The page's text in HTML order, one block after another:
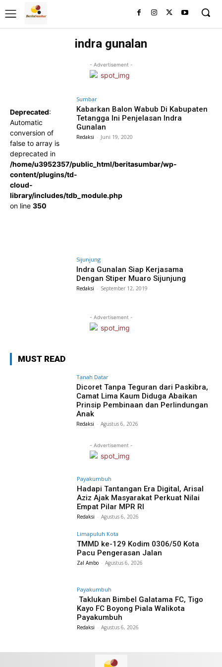
indra gunalan
- Advertisement -
Deprecated:
Automatic
conversion of
false to array is
deprecated in
/home/u3952357/public_html/beritasumbar/wp-
content/plugins/td-
cloud-
library/includes/tdb_module.php
on line 350
Sumbar
Kabarkan Balon Wabub Di Kabupaten
Tetangga Ini Penjelasan Indra
Gunalan
Redaksi - Juni 19, 2020
Sijunjung
Indra Gunalan Siap Kerjasama
Dengan Stiper Muaro Sijunjung
Redaksi - September 12, 2019
- Advertisement -
MUST READ
Tanah Datar
Dicoret Tanpa Teguran dari Paskibra,
Camat Lima Kaum Diduga Abaikan
Prinsip Pembinaan dan Perlindungan
Anak
Redaksi - Agustus 6, 2026
- Advertisement -
Payakumbuh
Hadapi Tantangan Era Digital, Arisal
Aziz Ajak Masyarakat Perkuat Nilai
Empat Pilar MPR RI
Redaksi - Agustus 6, 2026
Limapuluh Kota
TMMD ke-129 Kodim 0306/50 Kota
Pacu Pengerasan Jalan
Zal Ambo - Agustus 6, 2026
Payakumbuh
Taklukan Bimbel Galatama FC, Tigo
Kayo FC Boyong Piala Walikota
Payakumbuh
Redaksi - Agustus 6, 2026